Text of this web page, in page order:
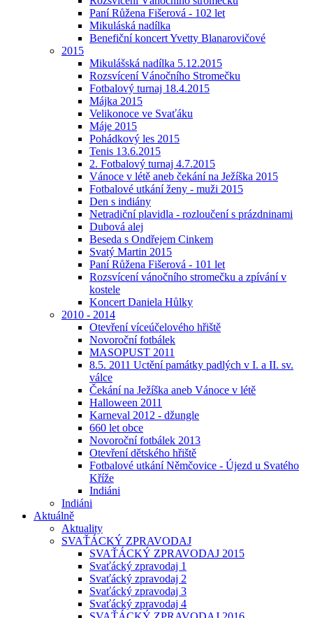
Paní Růžena Fišerová - 102 let
Mikuláská nadílka
Benefiční koncert Yvetty Blanarovičové
2015
Mikulášská nadílka 5.12.2015
Rozsvícení Vánočního Stromečku
Fotbalový turnaj 18.4.2015
Májka 2015
Velikonoce ve Svaťáku
Máje 2015
Pohádkový les 2015
Tenis 13.6.2015
2. Fotbalový turnaj 4.7.2015
Vánoce v létě aneb čekání na Ježíška 2015
Fotbalové utkání ženy - muži 2015
Den s indiány
Netradiční plavidla - rozloučení s prázdninami
Dubová alej
Beseda s Ondřejem Cinkem
Svatý Martin 2015
Paní Růžena Fišerová - 101 let
Rozsvícení vánočního stromečku a zpívání v
kostele
Koncert Daniela Hůlky
2010 - 2014
Otevření víceúčelového hřiště
Novoroční fotbálek
MASOPUST 2011
8.5. 2011 Uctění památky padlých v I. a II. sv.
válce
Čekání na Ježíška aneb Vánoce v létě
Halloween 2011
Karneval 2012 - džungle
660 let obce
Novoroční fotbálek 2013
Otevření dětského hřiště
Fotbalové utkání Němčovice - Újezd u Svatého
Kříže
Indiáni
Indiáni
Aktuálně
Aktuality
SVAŤÁCKÝ ZPRAVODAJ
SVAŤÁCKÝ ZPRAVODAJ 2015
Svaťácký zpravodaj 1
Svaťácký zpravodaj 2
Svaťácký zpravodaj 3
Svaťácký zpravodaj 4